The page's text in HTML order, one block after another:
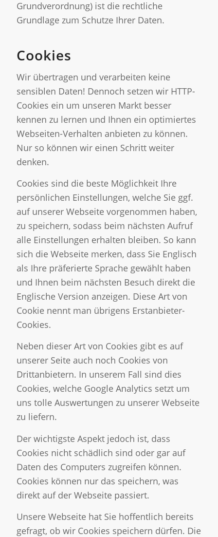
Grundverordnung) ist die rechtliche
Grundlage zum Schutze Ihrer Daten.
Cookies
Wir übertragen und verarbeiten keine
sensiblen Daten! Dennoch setzen wir HTTP-
Cookies ein um unseren Markt besser
kennen zu lernen und Ihnen ein optimiertes
Webseiten-Verhalten anbieten zu können.
Nur so können wir einen Schritt weiter
denken.
Cookies sind die beste Möglichkeit Ihre
persönlichen Einstellungen, welche Sie ggf.
auf unserer Webseite vorgenommen haben,
zu speichern, sodass beim nächsten Aufruf
alle Einstellungen erhalten bleiben. So kann
sich die Webseite merken, dass Sie Englisch
als Ihre präferierte Sprache gewählt haben
und Ihnen beim nächsten Besuch direkt die
Englische Version anzeigen. Diese Art von
Cookie nennt man übrigens Erstanbieter-
Cookies.
Neben dieser Art von Cookies gibt es auf
unserer Seite auch noch Cookies von
Drittanbietern. In unserem Fall sind dies
Cookies, welche Google Analytics setzt um
uns tolle Auswertungen zu unserer Webseite
zu liefern.
Der wichtigste Aspekt jedoch ist, dass
Cookies nicht schädlich sind oder gar auf
Daten des Computers zugreifen können.
Cookies können nur das speichern, was
direkt auf der Webseite passiert.
Unsere Webseite hat Sie hoffentlich bereits
gefragt, ob wir Cookies speichern dürfen. Die